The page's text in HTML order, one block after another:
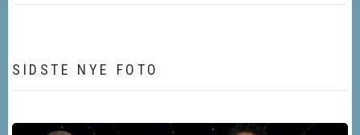
SIDSTE NYE FOTO